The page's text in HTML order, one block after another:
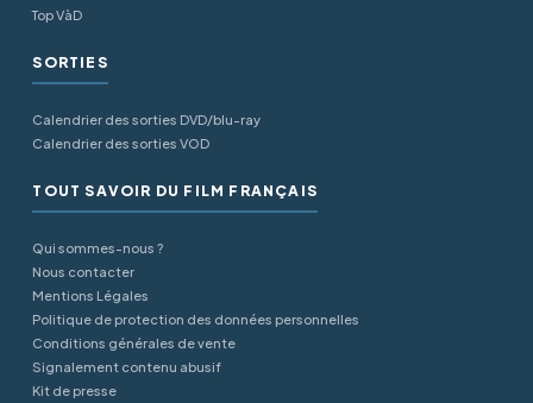
Top VàD
SORTIES
Calendrier des sorties DVD/blu-ray
Calendrier des sorties VOD
TOUT SAVOIR DU FILM FRANÇAIS
Qui sommes-nous ?
Nous contacter
Mentions Légales
Politique de protection des données personnelles
Conditions générales de vente
Signalement contenu abusif
Kit de presse